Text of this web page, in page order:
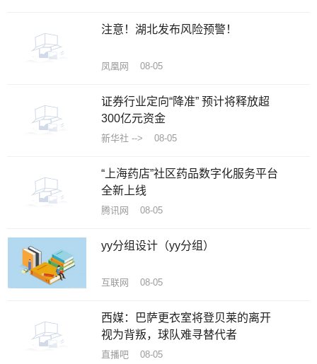
注意！湖北发布风险预警！
凤凰网 08-05
证券行业定向“降准” 预计将释放超
300亿元资金
新华社 --> 08-05
“上海药店”社区药品数字化服务平台
全新上线
腾讯网 08-05
yy分组设计（yy分组）
互联网 08-05
西媒：巴萨更衣室将登贝莱的离开
视为背叛，球队难寻替代者
直播吧 08-05